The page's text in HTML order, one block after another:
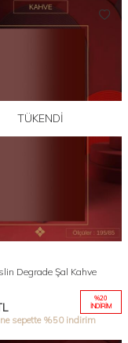
TÜKENDI
Degrade Şal Kahve
%20
İNDIRIM
sepette %50 indirim